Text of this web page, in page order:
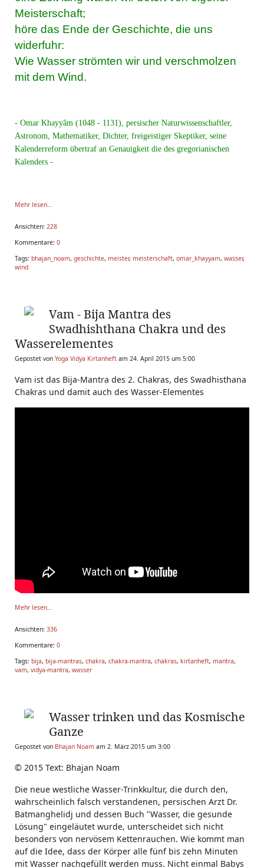
Meisterschaft;
höre das Ende der Geschichte, die uns
widerfuhr:
Wie Wasser strömten wir und verschmolzen
mit dem Wind.
- Omar Khayyâm (1048 - 1131), persischer Naturwissenschaftler,
Astronom, Mathematiker, Dichter, freigeistiger Skeptiker, seine
Kalenderreform übertraf an Genauigkeit die des gregorianischen
Kalenders -
Seiten des Lebens:
Mehr lesen...
Ansichten: 228
Kommentare: 0
Tags: bhajan_noam, geschichte, meister, meisterschaft, omar_khayyam, wasser,
wind
Vam - Bija Mantra des
Swadhishthana Chakra und des
Wasserelementes
Gepostet von Yoga Vidya Kirtanheft am 24. April 2015 um 5:00
Vam ist das Bija-Mantra des 2. Chakras, des Swadhisthana
Chakras und damit auch des Wasser-Elementes
Mehr lesen...
Ansichten: 336
Kommentare: 0
Tags: bija, bija-mantras, chakra, chakra-mantra, chakras, kirtanheft, mantra,
vam, vidya-mantra, wasser
Wasser trinken und das Kosmische
Ganze
Gepostet von Bhajan Noam am 2. März 2015 um 3:00
© 2015 Text: Bhajan Noam
Die neue westliche Wasser-Trinkkultur, die durch den,
wahrscheinlich falsch verstandenen, persischen Arzt Dr.
Batmanghelidj und dessen Buch "Wasser, die gesunde
Lösung" eingeläutet wurde, unterscheidet sich nicht
besonders von nervösem Kettenrauchen. Wie kommt man
auf die Idee, dass der Körper alle fünf bis zehn Minuten
mit Wasser nachgefüllt werden muss. Nicht einmal Babys